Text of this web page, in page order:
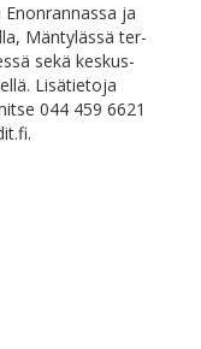
ja
Män­ty­läs­sä ter­
se­kä kes­kus­
Li­sä­tie­to­ja
044 459 6621
.